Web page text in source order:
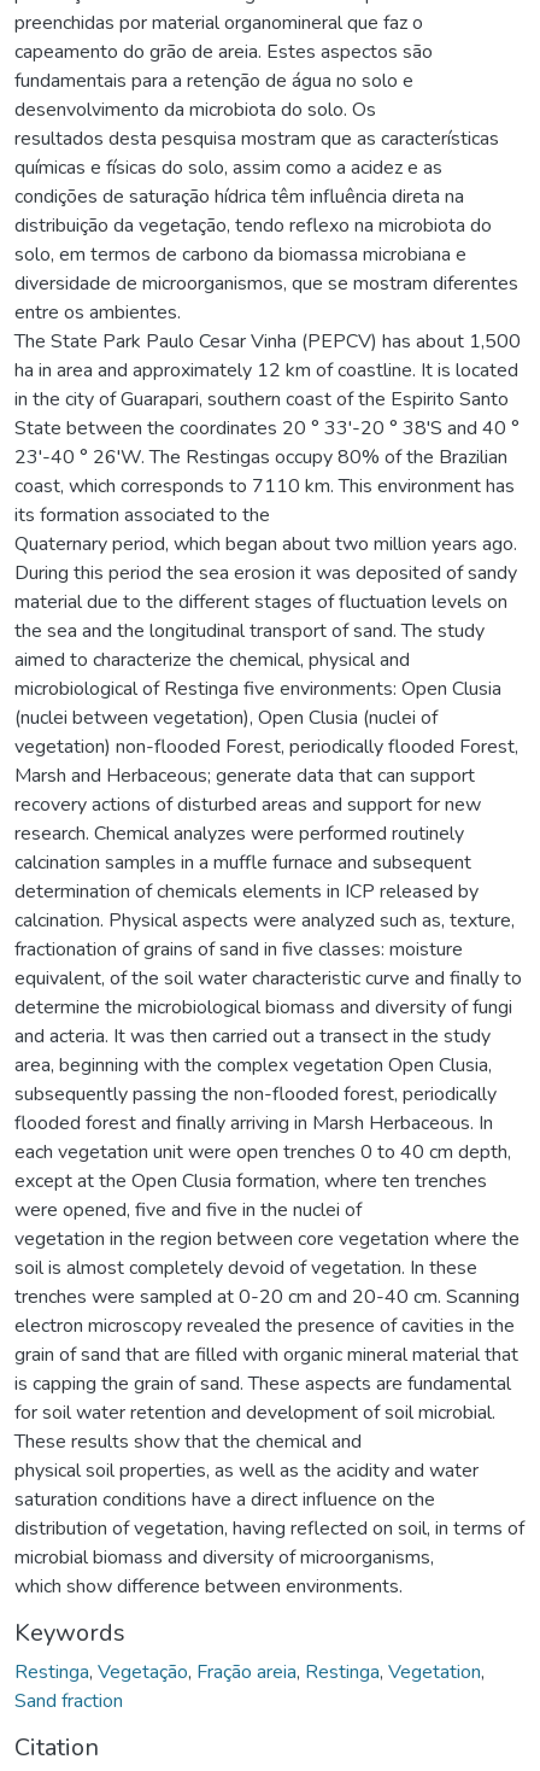
preenchidas por material organomineral que faz o
capeamento do grão de areia. Estes aspectos são
fundamentais para a retenção de água no solo e
desenvolvimento da microbiota do solo. Os
resultados desta pesquisa mostram que as características
químicas e físicas do solo, assim como a acidez e as
condições de saturação hídrica têm influência direta na
distribuição da vegetação, tendo reflexo na microbiota do
solo, em termos de carbono da biomassa microbiana e
diversidade de microorganismos, que se mostram diferentes
entre os ambientes.
The State Park Paulo Cesar Vinha (PEPCV) has about 1,500
ha in area and approximately 12 km of coastline. It is located
in the city of Guarapari, southern coast of the Espirito Santo
State between the coordinates 20 ° 33'-20 ° 38'S and 40 °
23'-40 ° 26'W. The Restingas occupy 80% of the Brazilian
coast, which corresponds to 7110 km. This environment has
its formation associated to the
Quaternary period, which began about two million years ago.
During this period the sea erosion it was deposited of sandy
material due to the different stages of fluctuation levels on
the sea and the longitudinal transport of sand. The study
aimed to characterize the chemical, physical and
microbiological of Restinga five environments: Open Clusia
(nuclei between vegetation), Open Clusia (nuclei of
vegetation) non-flooded Forest, periodically flooded Forest,
Marsh and Herbaceous; generate data that can support
recovery actions of disturbed areas and support for new
research. Chemical analyzes were performed routinely
calcination samples in a muffle furnace and subsequent
determination of chemicals elements in ICP released by
calcination. Physical aspects were analyzed such as, texture,
fractionation of grains of sand in five classes: moisture
equivalent, of the soil water characteristic curve and finally to
determine the microbiological biomass and diversity of fungi
and acteria. It was then carried out a transect in the study
area, beginning with the complex vegetation Open Clusia,
subsequently passing the non-flooded forest, periodically
flooded forest and finally arriving in Marsh Herbaceous. In
each vegetation unit were open trenches 0 to 40 cm depth,
except at the Open Clusia formation, where ten trenches
were opened, five and five in the nuclei of
vegetation in the region between core vegetation where the
soil is almost completely devoid of vegetation. In these
trenches were sampled at 0-20 cm and 20-40 cm. Scanning
electron microscopy revealed the presence of cavities in the
grain of sand that are filled with organic mineral material that
is capping the grain of sand. These aspects are fundamental
for soil water retention and development of soil microbial.
These results show that the chemical and
physical soil properties, as well as the acidity and water
saturation conditions have a direct influence on the
distribution of vegetation, having reflected on soil, in terms of
microbial biomass and diversity of microorganisms,
which show difference between environments.
Keywords
Restinga, Vegetação, Fração areia, Restinga, Vegetation,
Sand fraction
Citation